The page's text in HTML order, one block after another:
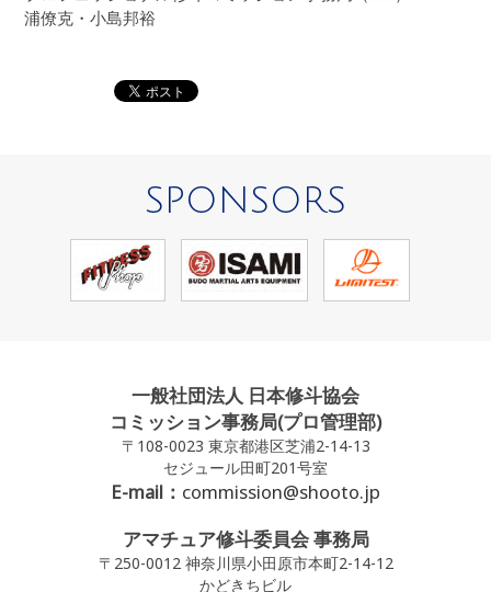
浦僚克・小島邦裕
SPONSORS
一般社団法人 日本修斗協会
コミッション事務局(プロ管理部)
〒108-0023 東京都港区芝浦2-14-13
セジュール田町201号室
E-mail： commission@shooto.jp
アマチュア修斗委員会 事務局
〒250-0012 神奈川県小田原市本町2-14-12
かどきちビル